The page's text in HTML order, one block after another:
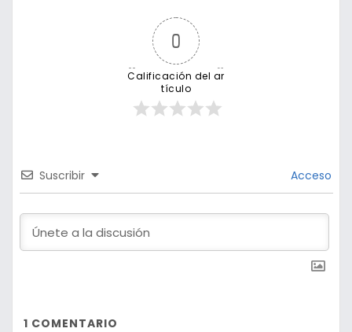
0
Calificación del ar
tículo
Suscribir Acceso
1 COMENTARIO